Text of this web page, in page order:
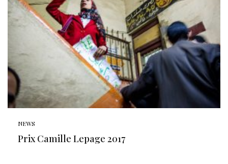
NEWS
Prix Camille Lepage 2017